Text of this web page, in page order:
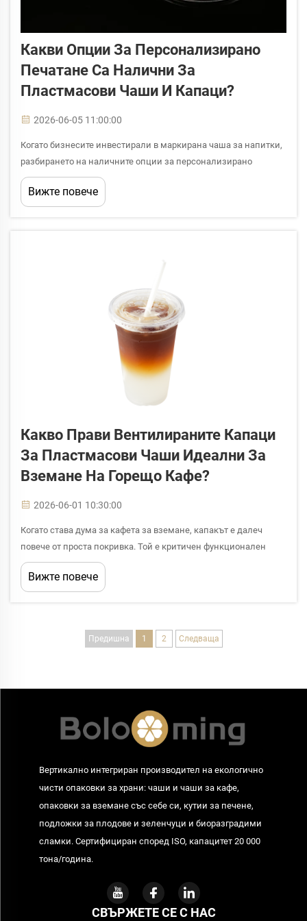
Какви Опции За Персонализирано
Печатане Са Налични За
Пластмасови Чаши И Капаци?
2026-06-05 11:00:00
Когато бизнесите инвестирали в маркирана чаша за напитки,
разбирането на наличните опции за персонализирано
печатане върху пластмасови чаши с капаци става критичен
момент на решение. Независимо дали управлявате кафене,
организирате корпоративни събития, предоставяте кейтъринг
Вижте повече
Какво Прави Вентилираните Капаци
За Пластмасови Чаши Идеални За
Вземане На Горещо Кафе?
2026-06-01 10:30:00
Когато става дума за кафета за вземане, капакът е далеч
повече от проста покривка. Той е критичен функционален
компонент, който определя колко безопасно и удобно
клиентът може да носи и пие напитката си на ход. Сред
Вижте повече
Предишна 1 2 Следваща
Вертикално интегриран производител на екологично
чисти опаковки за храни: чаши и чаши за кафе,
опаковки за вземане със себе си, кутии за печене,
подложки за плодове и зеленчуци и биоразградими
сламки. Сертифициран според ISO, капацитет 20 000
тона/година.
СВЪРЖЕТЕ СЕ С НАС